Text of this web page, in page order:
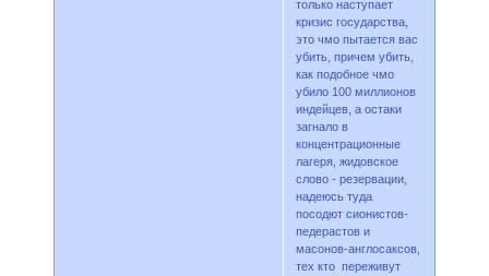
только наступает
кризис государства,
это чмо пытается вас
убить, причем убить,
как подобное чмо
убило 100 миллионов
индейцев, а остаки
загнало в
концентрационные
лагеря, жидовское
слово - резервации,
надеюсь туда
посодют сионистов-
педерастов и
масонов-англосаксов,
тех кто переживут